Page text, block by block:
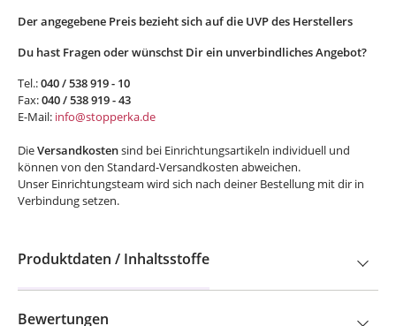
Der angegebene Preis bezieht sich auf die UVP des Herstellers
Du hast Fragen oder wünschst Dir ein unverbindliches Angebot?
Tel.:040 / 538 919 - 10
Fax:040 / 538 919 - 43
E-Mail: info@stopperka.de
DieVersandkostensind bei Einrichtungsartikeln individuell und
können von den Standard-Versandkosten abweichen.
Unser Einrichtungsteam wird sich nach deiner Bestellung mit dir in
Verbindung setzen.
Produktdaten / Inhaltsstoffe
Bewertungen